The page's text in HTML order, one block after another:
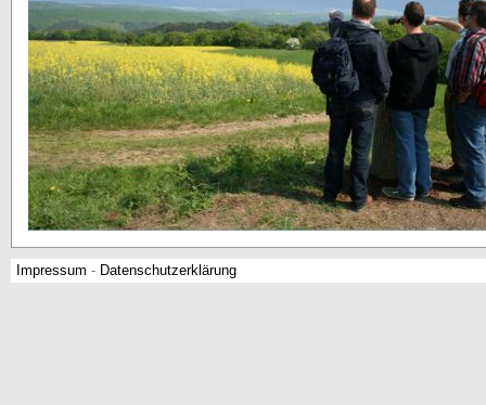
Impressum - Datenschutzerklärung